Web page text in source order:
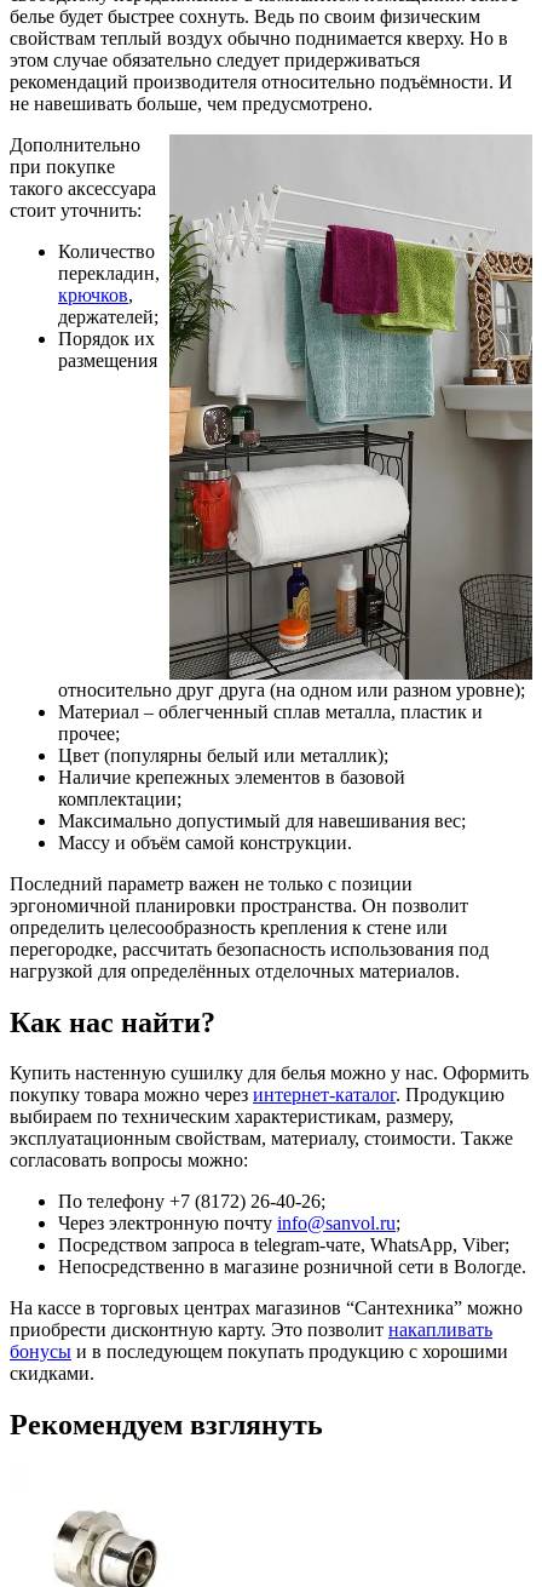
белье будет быстрее сохнуть. Ведь по своим физическим
свойствам теплый воздух обычно поднимается кверху. Но в
этом случае обязательно следует придерживаться
рекомендаций производителя относительно подъёмности. И
не навешивать больше, чем предусмотрено.
Дополнительно
при покупке
такого аксессуара
стоит уточнить:
Количество
перекладин,
крючков,
держателей;
Порядок их
размещения
относительно друг друга (на одном или разном уровне);
Материал – облегченный сплав металла, пластик и
прочее;
Цвет (популярны белый или металлик);
Наличие крепежных элементов в базовой
комплектации;
Максимально допустимый для навешивания вес;
Массу и объём самой конструкции.
Последний параметр важен не только с позиции
эргономичной планировки пространства. Он позволит
определить целесообразность крепления к стене или
перегородке, рассчитать безопасность использования под
нагрузкой для определённых отделочных материалов.
Как нас найти?
Купить настенную сушилку для белья можно у нас. Оформить
покупку товара можно через интернет-каталог. Продукцию
выбираем по техническим характеристикам, размеру,
эксплуатационным свойствам, материалу, стоимости. Также
согласовать вопросы можно:
По телефону +7 (8172) 26-40-26;
Через электронную почту info@sanvol.ru;
Посредством запроса в telegram-чате, WhatsApp, Viber;
Непосредственно в магазине розничной сети в Вологде.
На кассе в торговых центрах магазинов “Сантехника” можно
приобрести дисконтную карту. Это позволит накапливать
бонусы и в последующем покупать продукцию с хорошими
скидками.
Рекомендуем взглянуть